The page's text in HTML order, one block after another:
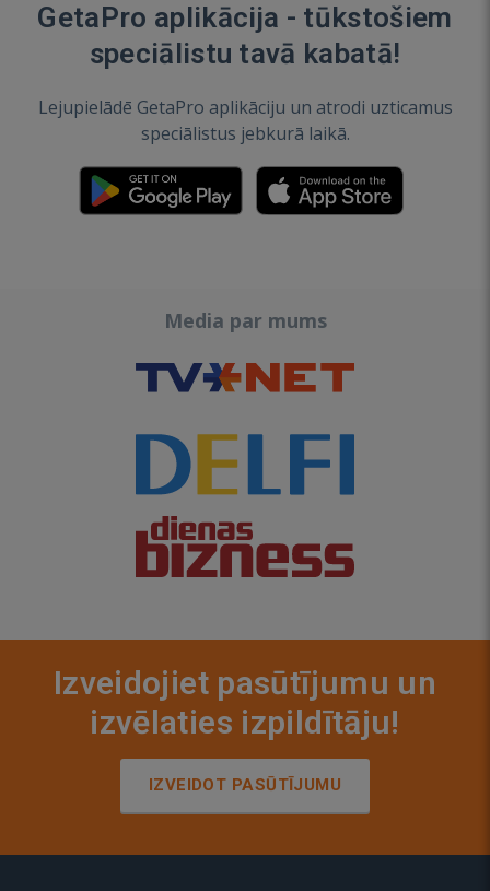
GetaPro aplikācija - tūkstošiem
speciālistu tavā kabatā!
Lejupielādē GetaPro aplikāciju un atrodi uzticamus
speciālistus jebkurā laikā.
Media par mums
Izveidojiet pasūtījumu un
izvēlaties izpildītāju!
IZVEIDOT PASŪTĪJUMU